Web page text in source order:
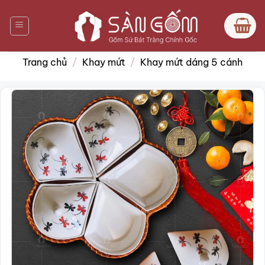
qua
nội
dung
Trang chủ / Khay mứt / Khay mứt dáng 5 cánh